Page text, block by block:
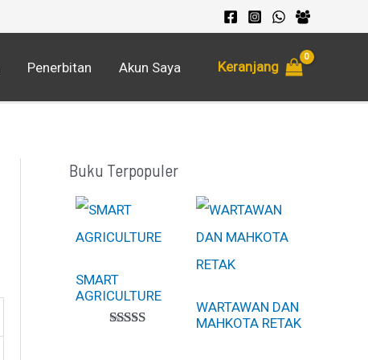
Penerbitan Akun Saya Keranjang
Buku Terpopuler
SMART
AGRICULTURE
WARTAWAN DAN
MAHKOTA RETAK